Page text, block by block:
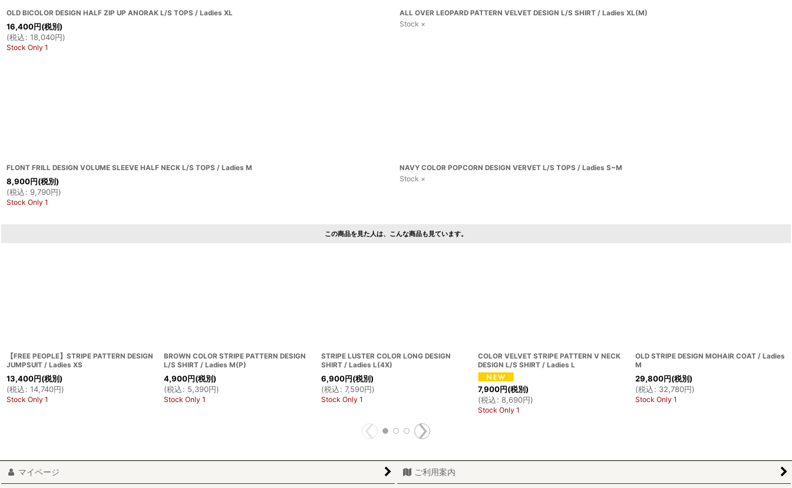
OLD BICOLOR DESIGN HALF ZIP UP ANORAK L/S TOPS / Ladies XL
16,400円(税別)
(税込: 18,040円)
Stock Only 1
ALL OVER LEOPARD PATTERN VELVET DESIGN L/S SHIRT / Ladies XL(M)
Stock ×
FLONT FRILL DESIGN VOLUME SLEEVE HALF NECK L/S TOPS / Ladies M
8,900円(税別)
(税込: 9,790円)
Stock Only 1
NAVY COLOR POPCORN DESIGN VERVET L/S TOPS / Ladies S~M
Stock ×
この商品を見た人は、こんな商品も見ています。
【FREE PEOPLE】STRIPE PATTERN DESIGN
JUMPSUIT / Ladies XS
13,400円(税別)
(税込: 14,740円)
Stock Only 1
BROWN COLOR STRIPE PATTERN DESIGN
L/S SHIRT / Ladies M(P)
4,900円(税別)
(税込: 5,390円)
Stock Only 1
STRIPE LUSTER COLOR LONG DESIGN
SHIRT / Ladies L(4X)
6,900円(税別)
(税込: 7,590円)
Stock Only 1
COLOR VELVET STRIPE PATTERN V NECK
DESIGN L/S SHIRT / Ladies L
7,900円(税別)
(税込: 8,690円)
Stock Only 1
OLD STRIPE DESIGN MOHAIR COAT / Ladies
M
29,800円(税別)
(税込: 32,780円)
Stock Only 1
マイページ ご利用案内